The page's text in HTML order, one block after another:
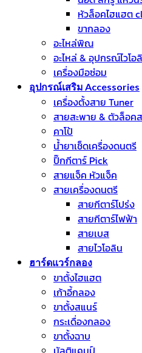
หัวล็อคไฮแฮต
ขากลอง
อะไหล่พิณ
อะไหล่ & อุปกรณ์ไวโอ
เครื่องมือซ่อม
อุปกรณ์เสริม Accessories
เครื่องตั้งสาย Tuner
สายสะพาย & ตัวล็อค
คาโป้
น้ำยาเช็ดเครื่องดนตรี
ปิ๊กกีตาร์ Pick
สายแจ็ค หัวแจ็ค
สายเครื่องดนตรี
สายกีตาร์โปร่ง
สายกีตาร์ไฟฟ้า
สายเบส
สายไวโอลิน
ฮาร์ดแวร์กลอง
ขาตั้งไฮแฮต
เก้าอี้กลอง
ขาตั้งสแนร์
กระเดื่องกลอง
ขาตั้งฉาบ